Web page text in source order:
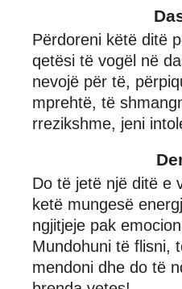
Përdoreni këtë ditë
qetësi të vogël në
nevojë për të,
mprehtë, të
rrezikshme, jeni
Do të jetë një ditë e
ketë mungesë
ngjitjeje pak
Mundohuni të flisni,
mendoni dhe do të